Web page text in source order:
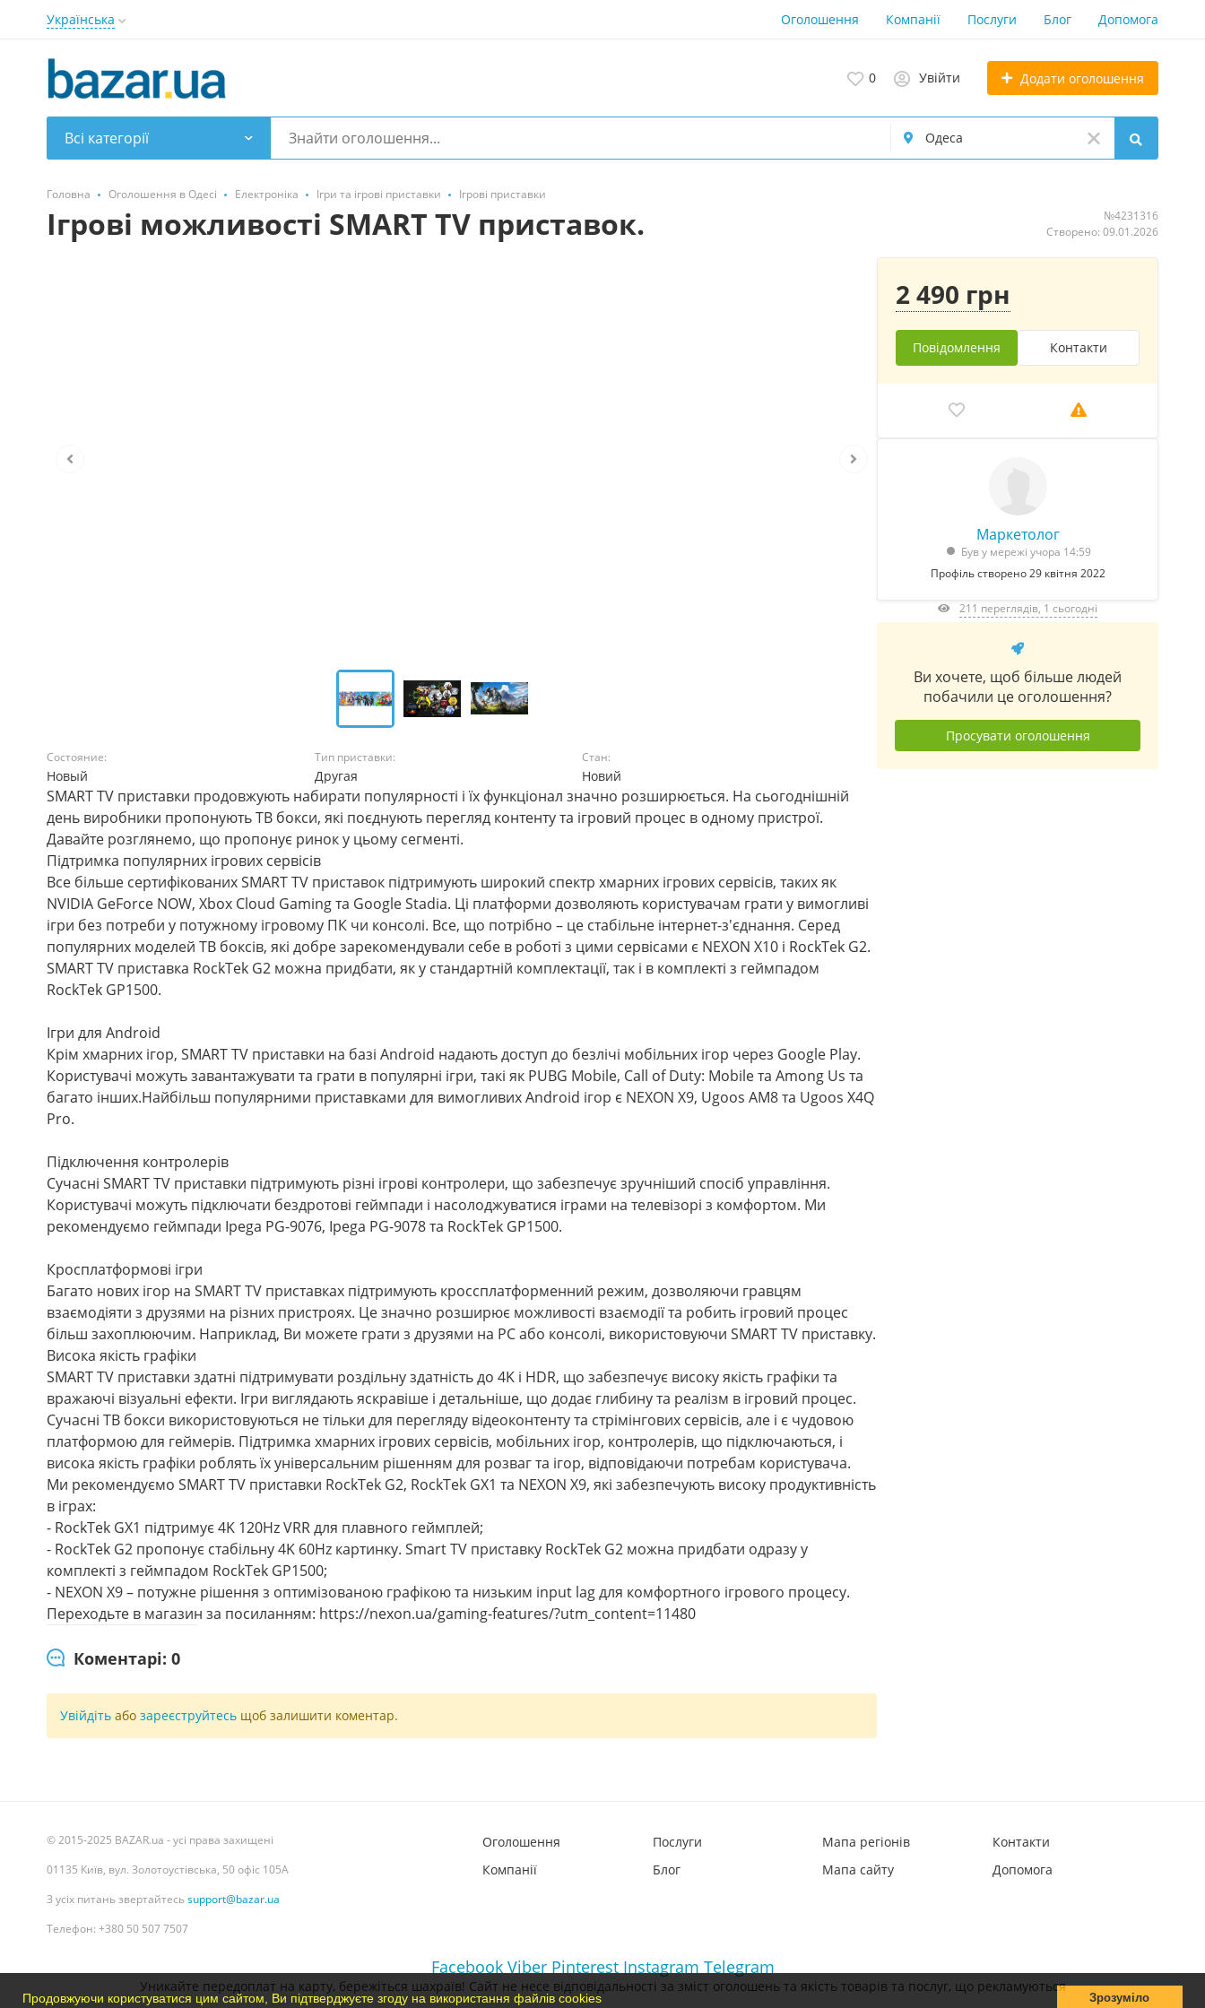
Продовжуючи користуватися цим сайтом, Ви підтверджуєте згоду на використання файлів cookies Зрозуміло
Українська Оголошення Компанії Послуги Блог Допомога
0 Увійти Додати оголошення
Всі категорії
Головна Оголошення в Одесі Електроніка Ігри та ігрові приставки Ігрові приставки
Ігрові можливості SMART TV приставок.
№4231316
Створено: 09.01.2026
Состояние:
Новый
Тип приставки:
Другая
Стан:
Новий
SMART TV приставки продовжують набирати популярності і їх функціонал значно розширюється. На сьогоднішній
день виробники пропонують ТВ бокси, які поєднують перегляд контенту та ігровий процес в одному пристрої.
Давайте розглянемо, що пропонує ринок у цьому сегменті.
Підтримка популярних ігрових сервісів
Все більше сертифікованих SMART TV приставок підтримують широкий спектр хмарних ігрових сервісів, таких як
NVIDIA GeForce NOW, Xbox Cloud Gaming та Google Stadia. Ці платформи дозволяють користувачам грати у вимогливі
ігри без потреби у потужному ігровому ПК чи консолі. Все, що потрібно – це стабільне інтернет-з'єднання. Серед
популярних моделей ТВ боксів, які добре зарекомендували себе в роботі з цими сервісами є NEXON X10 і RockTek G2.
SMART TV приставка RockTek G2 можна придбати, як у стандартній комплектації, так і в комплекті з геймпадом
RockTek GP1500.
Ігри для Android
Крім хмарних ігор, SMART TV приставки на базі Android надають доступ до безлічі мобільних ігор через Google Play.
Користувачі можуть завантажувати та грати в популярні ігри, такі як PUBG Mobile, Call of Duty: Mobile та Among Us та
багато інших.Найбільш популярними приставками для вимогливих Android ігор є NEXON X9, Ugoos AM8 та Ugoos X4Q
Pro.
Підключення контролерів
Сучасні SMART TV приставки підтримують різні ігрові контролери, що забезпечує зручніший спосіб управління.
Користувачі можуть підключати бездротові геймпади і насолоджуватися іграми на телевізорі з комфортом. Ми
рекомендуємо геймпади Ipega PG-9076, Ipega PG-9078 та RockTek GP1500.
Кросплатформові ігри
Багато нових ігор на SMART TV приставках підтримують кроссплатформенний режим, дозволяючи гравцям
взаємодіяти з друзями на різних пристроях. Це значно розширює можливості взаємодії та робить ігровий процес
більш захоплюючим. Наприклад, Ви можете грати з друзями на PC або консолі, використовуючи SMART TV приставку.
Висока якість графіки
SMART TV приставки здатні підтримувати роздільну здатність до 4K і HDR, що забезпечує високу якість графіки та
вражаючі візуальні ефекти. Ігри виглядають яскравіше і детальніше, що додає глибину та реалізм в ігровий процес.
Сучасні ТВ бокси використовуються не тільки для перегляду відеоконтенту та стрімінгових сервісів, але і є чудовою
платформою для геймерів. Підтримка хмарних ігрових сервісів, мобільних ігор, контролерів, що підключаються, і
висока якість графіки роблять їх універсальним рішенням для розваг та ігор, відповідаючи потребам користувача.
Ми рекомендуємо SMART TV приставки RockTek G2, RockTek GX1 та NEXON X9, які забезпечують високу продуктивність
в іграх:
- RockTek GX1 підтримує 4K 120Hz VRR для плавного геймплей;
- RockTek G2 пропонує стабільну 4K 60Hz картинку. Smart TV приставку RockTek G2 можна придбати одразу у
комплекті з геймпадом RockTek GP1500;
- NEXON X9 – потужне рішення з оптимізованою графікою та низьким input lag для комфортного ігрового процесу.
Переходьте в магазин за посиланням: https://nexon.ua/gaming-features/?utm_content=11480
Коментарі: 0
Увійдіть або зареєструйтесь щоб залишити коментар.
2 490 грн
Повідомлення Контакти
Маркетолог
Був у мережі учора 14:59
Профіль створено 29 квітня 2022
211 переглядів, 1 сьогодні
Ви хочете, щоб більше людей
побачили це оголошення?
Просувати оголошення
© 2015-2025 BAZAR.ua - усі права захищені
01135 Київ, вул. Золотоустівська, 50 офіс 105А
З усіх питань звертайтесьsupport@bazar.ua
Телефон: +380 50 507 7507
Оголошення
Компанії
Послуги
Блог
Мапа регіонів
Мапа сайту
Контакти
Допомога
Facebook Viber Pinterest Instagram Telegram
Уникайте передоплат на карту, бережіться шахраїв! Сайт не несе відповідальності за зміст оголошень та якість товарів та послуг, що рекламуються